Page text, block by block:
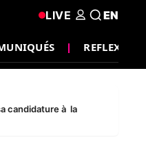
REFLEXION
LIVE EN
candidature à la